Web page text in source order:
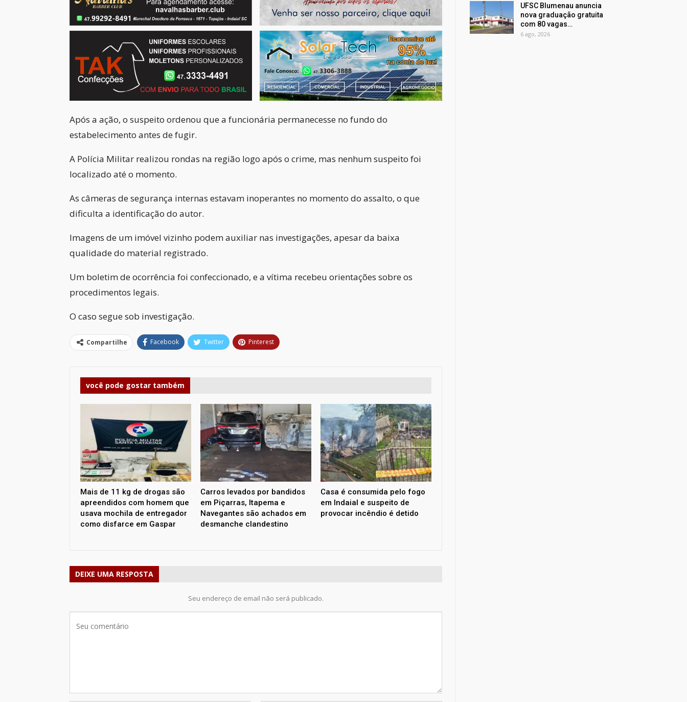
Após a ação, o suspeito ordenou que a funcionária permanecesse no fundo do
estabelecimento antes de fugir.
A Polícia Militar realizou rondas na região logo após o crime, mas nenhum suspeito foi
localizado até o momento.
As câmeras de segurança internas estavam inoperantes no momento do assalto, o que
dificulta a identificação do autor.
Imagens de um imóvel vizinho podem auxiliar nas investigações, apesar da baixa
qualidade do material registrado.
Um boletim de ocorrência foi confeccionado, e a vítima recebeu orientações sobre os
procedimentos legais.
O caso segue sob investigação.
Compartilhe Facebook Twitter Pinterest
você pode gostar também
Mais de 11 kg de drogas são
apreendidos com homem que
usava mochila de entregador
como disfarce em Gaspar
Carros levados por bandidos
em Piçarras, Itapema e
Navegantes são achados em
desmanche clandestino
Casa é consumida pelo fogo
em Indaial e suspeito de
provocar incêndio é detido
DEIXE UMA RESPOSTA
Seu endereço de email não será publicado.
UFSC Blumenau anuncia
nova graduação gratuita
com 80 vagas…
6 ago, 2026